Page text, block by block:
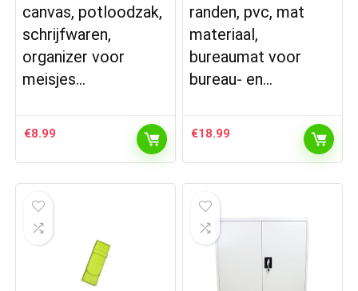
canvas, potloodzak,
schrijfwaren,
organizer voor
meisjes…
€8.99
randen, pvc, mat
materiaal,
bureaumat voor
bureau- en…
€18.99